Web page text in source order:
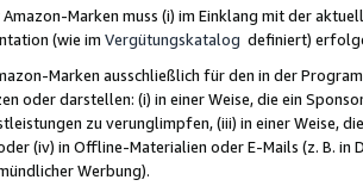
Marken muss (i) im Einklang mit der
(wie im Vergütungskatalog definiert)
Marken ausschließlich für den in der
oder darstellen: (i) in einer Weise, die ein
zu verunglimpfen, (iii) in einer Weise,
(iv) in Offline-Materialien oder E-Mails (z. B. in
Werbung).